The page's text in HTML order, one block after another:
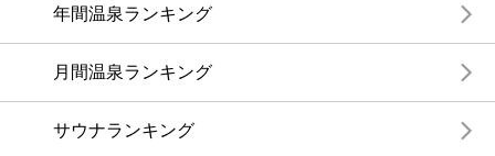
年間温泉ランキング
月間温泉ランキング
サウナランキング